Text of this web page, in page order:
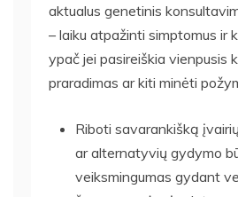
aktualus genetinis
– laiku atpažinti simptomus ir
ypač jei pasireiškia vienpusis
praradimas ar kiti minėti
Riboti savarankišką
ar alternatyvių gydymo
veiksmingumas gydant